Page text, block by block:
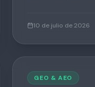
genérico.
10 de julio de 2026
GEO & AEO